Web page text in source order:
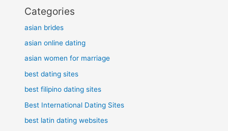
Categories
asian brides
asian online dating
asian women for marriage
best dating sites
best filipino dating sites
Best International Dating Sites
best latin dating websites